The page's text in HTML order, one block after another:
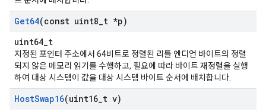
Get64(const uint8 t *p)
uint64_t
지정된 포인터 주소에서 64비트로 정렬된 리틀 엔디언 바이트의 정렬
되지 않은 메모리 읽기를 수행하고, 필요에 따라 바이트 재정렬을 실행
하여 대상 시스템이 값을 대상 시스템 바이트 순서에 배치합니다.
HostSwap16(uint16 t v)